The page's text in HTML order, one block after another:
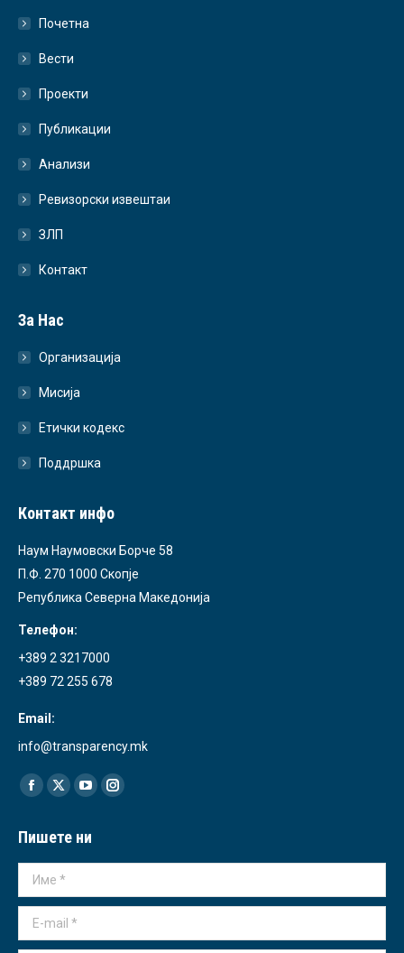
Почетна
Вести
Проекти
Публикации
Анализи
Ревизорски извештаи
ЗЛП
Контакт
За Нас
Организација
Мисија
Етички кодекс
Поддршка
Контакт инфо
Наум Наумовски Борче 58
П.Ф. 270 1000 Скопје
Република Северна Македонија
Телефон:
+389 2 3217000
+389 72 255 678
Email:
info@transparency.mk
Find us on:
Facebook
opens
in
X
opens
in
YouTube
opens
in
Instagram
in
Пишете ни
Име *
E-mail *